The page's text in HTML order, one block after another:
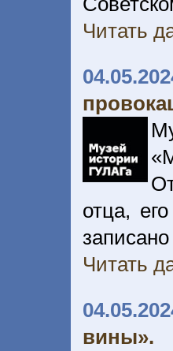
Читать
отца,
Читать